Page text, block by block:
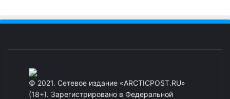
© 2021. Сетевое издание «ARCTICPOST.RU»
(18+). Зарегистрировано в Федеральной